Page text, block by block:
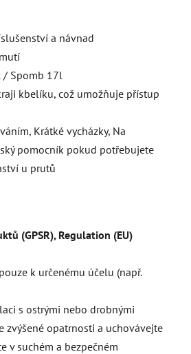
a návnad
/ Spomb 17l
kbelíku, což umožňuje přístup
Krátké vycházky, Na
pomocník pokud potřebujete
u prutů
(GPSR), Regulation (EU)
k určenému účelu (např.
s ostrými nebo drobnými
zvýšené opatrnosti a uchovávejte
v suchém a bezpečném